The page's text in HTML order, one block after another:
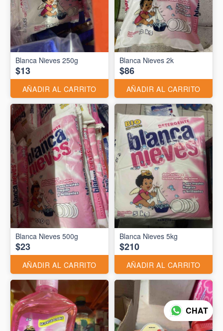
Blanca Nieves 250g
$13
AÑADIR AL CARRITO
Blanca Nieves 2k
$86
AÑADIR AL CARRITO
Blanca Nieves 500g
$23
AÑADIR AL CARRITO
Blanca Nieves 5kg
$210
AÑADIR AL CARRITO
CHAT